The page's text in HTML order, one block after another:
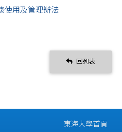
使用及管理辦法
回列表
東海大學首頁